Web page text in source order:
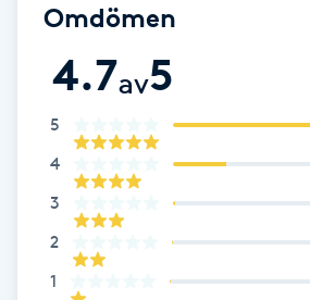
Funktionsanalys
Färgning
Föning
Omdömen
4.7av5
5
4
3
2
1